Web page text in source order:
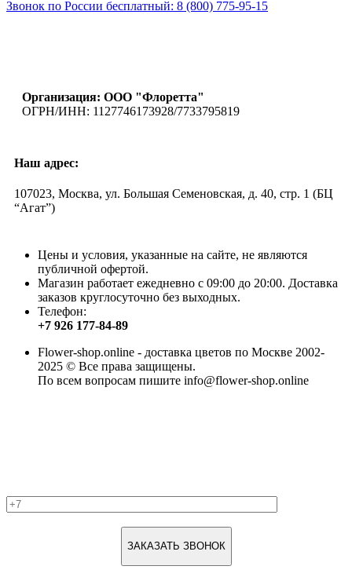
Звонок по России бесплатный: 8 (800) 775-95-15
Организация: ООО "Флоретта"
ОГРН/ИНН: 1127746173928/7733795819
Наш адрес:
107023, Москва, ул. Большая Семеновская, д. 40, стр. 1 (БЦ
“Агат”)
Цены и условия, указанные на сайте, не являются
публичной офертой.
Магазин работает ежедневно с 09:00 до 20:00. Доставка
заказов круглосуточно без выходных.
Телефон:
+7 926 177-84-89
Flower-shop.online - доставка цветов по Москве 2002-
2025 © Все права защищены.
По всем вопросам пишите info@flower-shop.online